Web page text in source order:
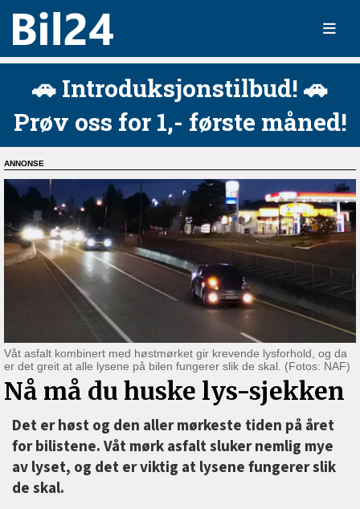
🚗 Introduksjonstilbud! 🚗
Prøv oss for 1,- første måned!
Våt asfalt kombinert med høstmørket gir krevende lysforhold, og da
er det greit at alle lysene på bilen fungerer slik de skal. (Fotos: NAF)
Nå må du huske lys-sjekken
Det er høst og den aller mørkeste tiden på året
for bilistene. Våt mørk asfalt sluker nemlig mye
av lyset, og det er viktig at lysene fungerer slik
de skal.